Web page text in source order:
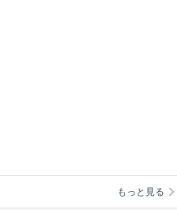
もっと見る